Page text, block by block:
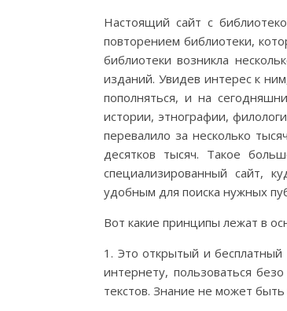
Настоящий сайт с
повторением библиотеки,
библиотеки возникла
изданий. Увидев интерес к
пополняться, и на
истории, этнографии,
перевалило за несколько
десятков тысяч. Такое
специализированный сайт,
удобным для поиска нужных
Вот какие принципы лежат в
1. Это открытый и
интернету, пользоваться
текстов. Знание не может